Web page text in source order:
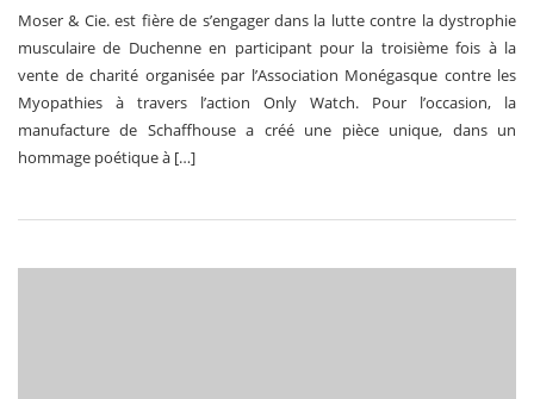
Moser & Cie. est fière de s’engager dans la lutte contre la dystrophie
musculaire de Duchenne en participant pour la troisième fois à la
vente de charité organisée par l’Association Monégasque contre les
Myopathies à travers l’action Only Watch. Pour l’occasion, la
manufacture de Schaffhouse a créé une pièce unique, dans un
hommage poétique à […]